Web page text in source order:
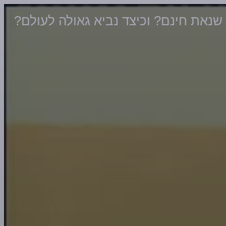
חינם? וכיצד נביא גאולה לעולם?